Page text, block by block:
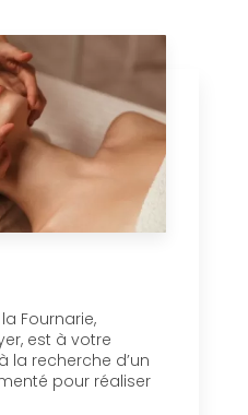
Fournarie,
est à votre
la recherche d’un
pour réaliser